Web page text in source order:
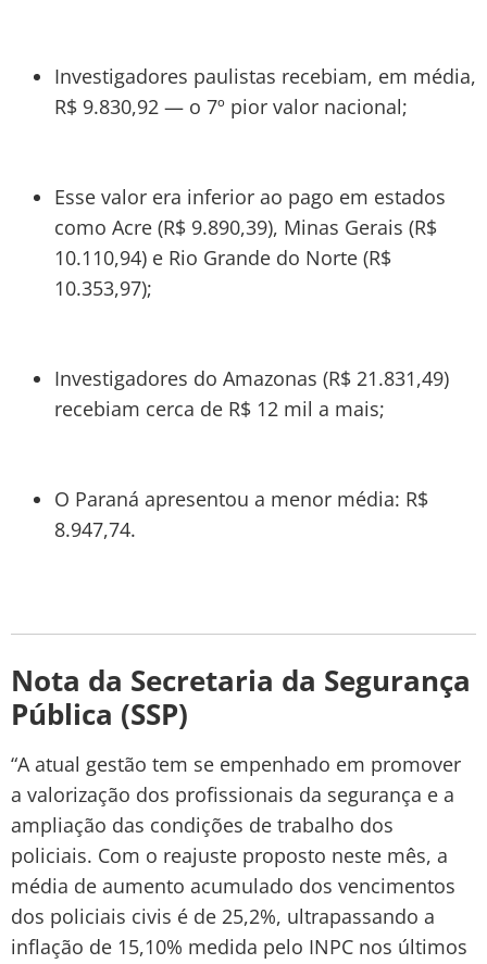
Investigadores paulistas recebiam, em média,
R$ 9.830,92 — o 7º pior valor nacional;
Esse valor era inferior ao pago em estados
como Acre (R$ 9.890,39), Minas Gerais (R$
10.110,94) e Rio Grande do Norte (R$
10.353,97);
Investigadores do Amazonas (R$ 21.831,49)
recebiam cerca de R$ 12 mil a mais;
O Paraná apresentou a menor média: R$
8.947,74.
Nota da Secretaria da Segurança
Pública (SSP)
“A atual gestão tem se empenhado em promover
a valorização dos profissionais da segurança e a
ampliação das condições de trabalho dos
policiais. Com o reajuste proposto neste mês, a
média de aumento acumulado dos vencimentos
dos policiais civis é de 25,2%, ultrapassando a
inflação de 15,10% medida pelo INPC nos últimos